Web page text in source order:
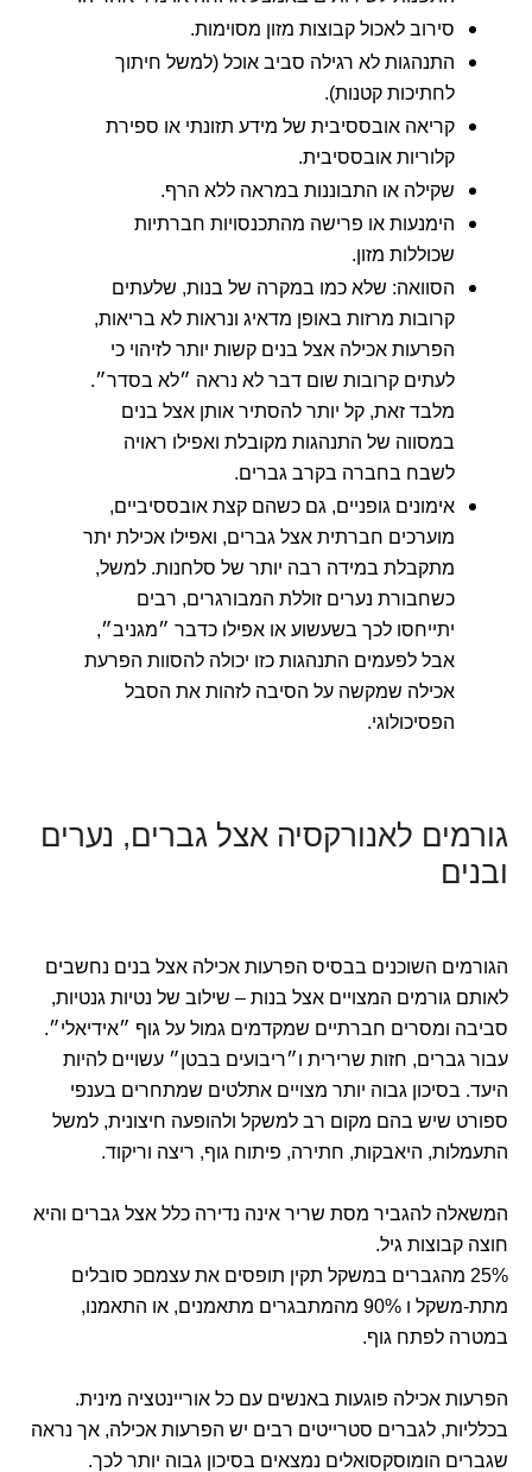
סירוב לאכול קבוצות מזון מסוימות.
התנהגות לא רגילה סביב אוכל (למשל חיתוך
לחתיכות קטנות).
קריאה אובססיבית של מידע תזונתי או ספירת
קלוריות אובססיבית.
שקילה או התבוננות במראה ללא הרף.
הימנעות או פרישה מהתכנסויות חברתיות
שכוללות מזון.
הסוואה: שלא כמו במקרה של בנות, שלעתים
קרובות מרזות באופן מדאיג ונראות לא בריאות,
הפרעות אכילה אצל בנים קשות יותר לזיהוי כי
לעתים קרובות שום דבר לא נראה ״לא בסדר״.
מלבד זאת, קל יותר להסתיר אותן אצל בנים
במסווה של התנהגות מקובלת ואפילו ראויה
לשבח בחברה בקרב גברים.
אימונים גופניים, גם כשהם קצת אובססיביים,
מוערכים חברתית אצל גברים, ואפילו אכילת יתר
מתקבלת במידה רבה יותר של סלחנות. למשל,
כשחבורת נערים זוללת המבורגרים, רבים
יתייחסו לכך בשעשוע או אפילו כדבר ״מגניב״,
אבל לפעמים התנהגות כזו יכולה להסוות הפרעת
אכילה שמקשה על הסיבה לזהות את הסבל
הפסיכולוגי.
גורמים לאנורקסיה אצל גברים, נערים
ובנים
הגורמים השוכנים בבסיס הפרעות אכילה אצל בנים נחשבים
לאותם גורמים המצויים אצל בנות – שילוב של נטיות גנטיות,
סביבה ומסרים חברתיים שמקדמים גמול על גוף ״אידיאלי״.
עבור גברים, חזות שרירית ו״ריבועים בבטן״ עשויים להיות
היעד. בסיכון גבוה יותר מצויים אתלטים שמתחרים בענפי
ספורט שיש בהם מקום רב למשקל ולהופעה חיצונית, למשל
התעמלות, היאבקות, חתירה, פיתוח גוף, ריצה וריקוד.
המשאלה להגביר מסת שריר אינה נדירה כלל אצל גברים והיא
חוצה קבוצות גיל.
25% מהגברים במשקל תקין תופסים את עצמםכ סובלים
מתת-משקל ו 90% מהמתבגרים מתאמנים, או התאמנו,
במטרה לפתח גוף.
הפרעות אכילה פוגעות באנשים עם כל אוריינטציה מינית.
בכלליות, לגברים סטרייטים רבים יש הפרעות אכילה, אך נראה
שגברים הומוסקסואלים נמצאים בסיכון גבוה יותר לכך.